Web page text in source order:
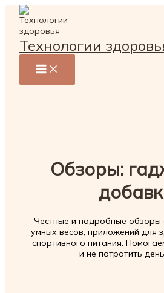
Перейти
содержимому
Технологии
Обзоры:
Честные и подробные обзоры
умных весов, приложений для
спортивного питания.
и не потратить